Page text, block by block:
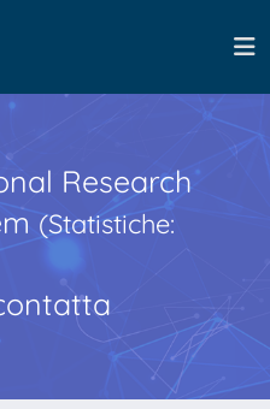
Research
(Statistiche: